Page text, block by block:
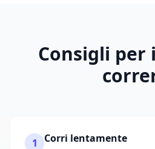
Consigli per
1 Corri lentamente